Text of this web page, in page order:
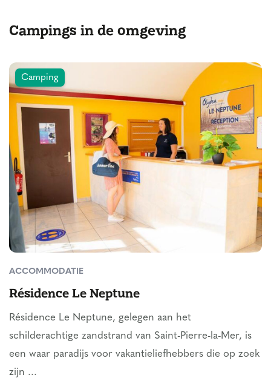
Campings in de omgeving
Camping
ACCOMMODATIE
Résidence Le Neptune
Résidence Le Neptune, gelegen aan het
schilderachtige zandstrand van Saint-Pierre-la-Mer, is
een waar paradijs voor vakantieliefhebbers die op zoek
zijn ...